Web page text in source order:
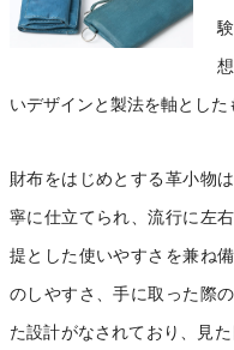
いデザインと製法を軸とした
財布をはじめとする革小物
寧に仕立てられ、流行に左
提とした使いやすさを兼ね
のしやすさ、手に取った際
た設計がなされており、見